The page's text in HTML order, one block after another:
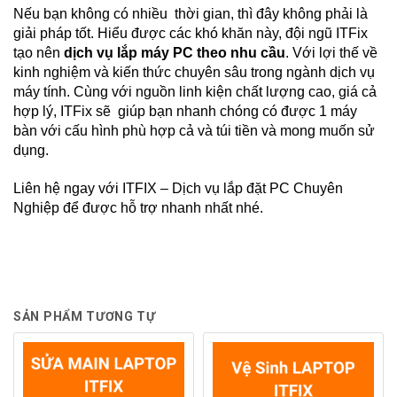
Nếu bạn không có nhiều thời gian, thì đây không phải là
giải pháp tốt. Hiểu được các khó khăn này, đội ngũ ITFix
tạo nên dịch vụ lắp máy PC theo nhu cầu. Với lợi thế về
kinh nghiệm và kiến thức chuyên sâu trong ngành dịch vụ
máy tính. Cùng với nguồn linh kiện chất lượng cao, giá cả
hợp lý, ITFix sẽ giúp bạn nhanh chóng có được 1 máy
bàn với cấu hình phù hợp cả và túi tiền và mong muốn sử
dụng.
Liên hệ ngay với ITFIX – Dịch vụ lắp đặt PC Chuyên
Nghiệp để được hỗ trợ nhanh nhất nhé.
SẢN PHẨM TƯƠNG TỰ